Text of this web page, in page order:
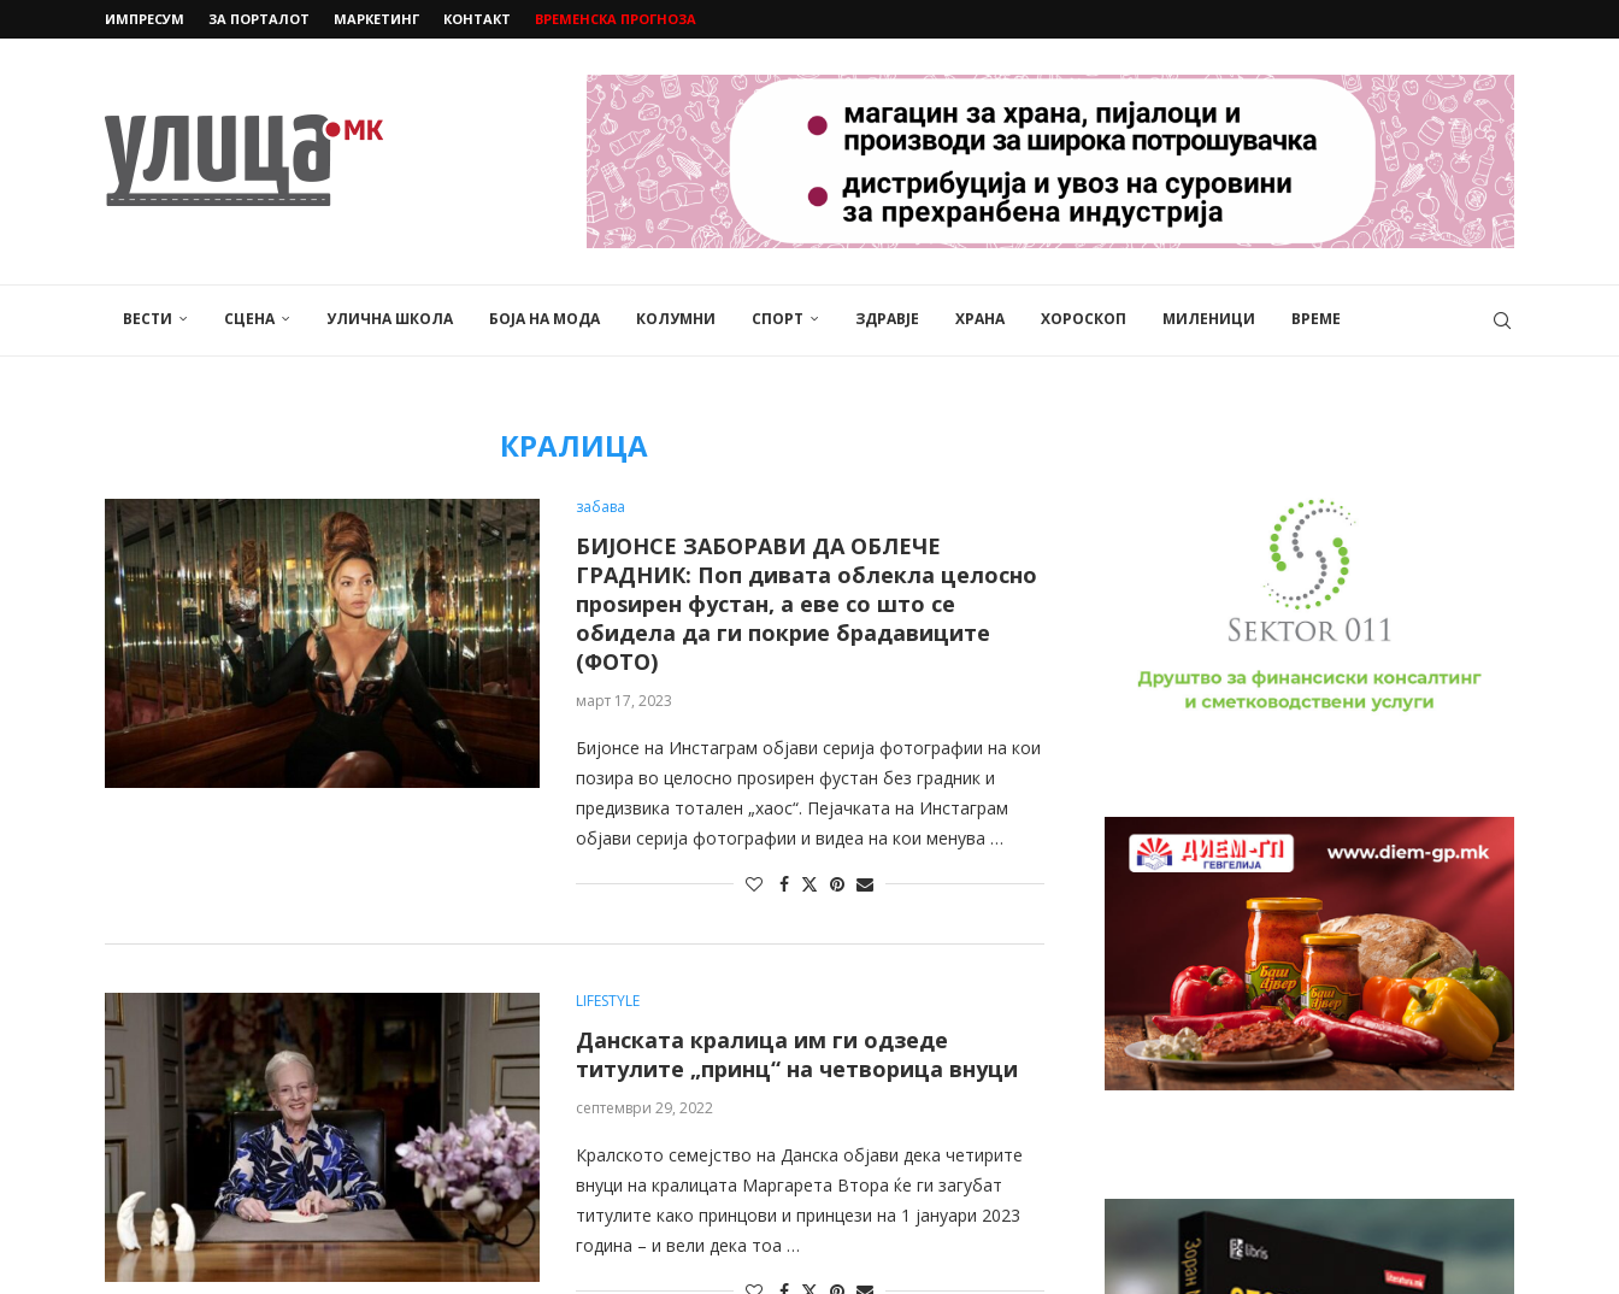
ИМПРЕСУМ ЗА ПОРТАЛОТ МАРКЕТИНГ КОНТАКТ ВРЕМЕНСКА ПРОГНОЗА
ВЕСТИ СЦЕНА УЛИЧНА ШКОЛА БОЈА НА МОДА КОЛУМНИ СПОРТ ЗДРАВЈЕ ХРАНА ХОРОСКОП МИЛЕНИЦИ ВРЕМЕ
КРАЛИЦА
забава
БИЈОНСЕ ЗАБОРАВИ ДА ОБЛЕЧЕ
ГРАДНИК: Поп дивата облекла целосно
проѕирен фустан, а еве со што се
обидела да ги покрие брадавиците
(ФОТО)
март 17, 2023
Бијонсе на Инстаграм објави серија фотографии на кои
позира во целосно проѕирен фустан без градник и
предизвика тотален „хаос“. Пејачката на Инстаграм
објави серија фотографии и видеа на кои менува …
LIFESTYLE
Данската кралица им ги одзеде
титулите „принц“ на четворица внуци
септември 29, 2022
Кралското семејство на Данска објави дека четирите
внуци на кралицата Маргарета Втора ќе ги загубат
титулите како принцови и принцези на 1 јануари 2023
година – и вели дека тоа …